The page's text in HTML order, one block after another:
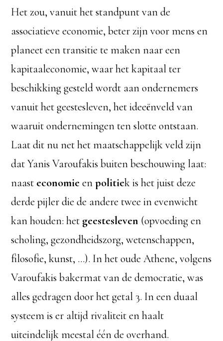
Het zou, vanuit het standpunt van de
associatieve economie, beter zijn voor mens en
planeet een transitie te maken naar een
kapitaaleconomie, waar het kapitaal ter
beschikking gesteld wordt aan ondernemers
vanuit het geestesleven, het ideeënveld van
waaruit ondernemingen ten slotte ontstaan.
Laat dit nu net het maatschappelijk veld zijn
dat Yanis Varoufakis buiten beschouwing laat:
naast economie enpolitiek is het juist deze
derde pijler die de andere twee in evenwicht
kan houden: het geestesleven (opvoeding en
scholing, gezondheidszorg, wetenschappen,
filosofie, kunst, …). In het oude Athene, volgens
Varoufakis bakermat van de democratie, was
alles gedragen door het getal 3. In een duaal
systeem is er altijd rivaliteit en haalt
uiteindelijk meestal één de overhand.